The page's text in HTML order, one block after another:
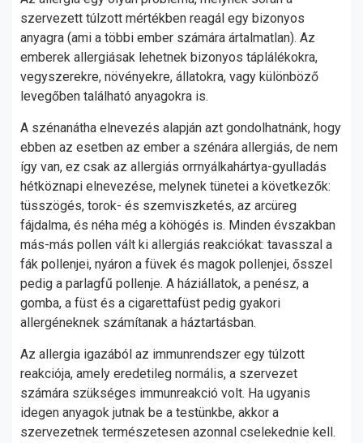
szervezett túlzott mértékben reagál egy bizonyos
anyagra (ami a többi ember számára ártalmatlan). Az
emberek allergiásak lehetnek bizonyos táplálékokra,
vegyszerekre, növényekre, állatokra, vagy különböző
levegőben található anyagokra is.
A szénanátha elnevezés alapján azt gondolhatnánk, hogy
ebben az esetben az ember a szénára allergiás, de nem
így van, ez csak az allergiás orrnyálkahártya-gyulladás
hétköznapi elnevezése, melynek tünetei a következők:
tüsszögés, torok- és szemviszketés, az arcüreg
fájdalma, és néha még a köhögés is. Minden évszakban
más-más pollen vált ki allergiás reakciókat: tavasszal a
fák pollenjei, nyáron a füvek és magok pollenjei, ősszel
pedig a parlagfű pollenje. A háziállatok, a penész, a
gomba, a füst és a cigarettafüst pedig gyakori
allergéneknek számítanak a háztartásban.
Az allergia igazából az immunrendszer egy túlzott
reakciója, amely eredetileg normális, a szervezet
számára szükséges immunreakció volt. Ha ugyanis
idegen anyagok jutnak be a testünkbe, akkor a
szervezetnek természetesen azonnal cselekednie kell.